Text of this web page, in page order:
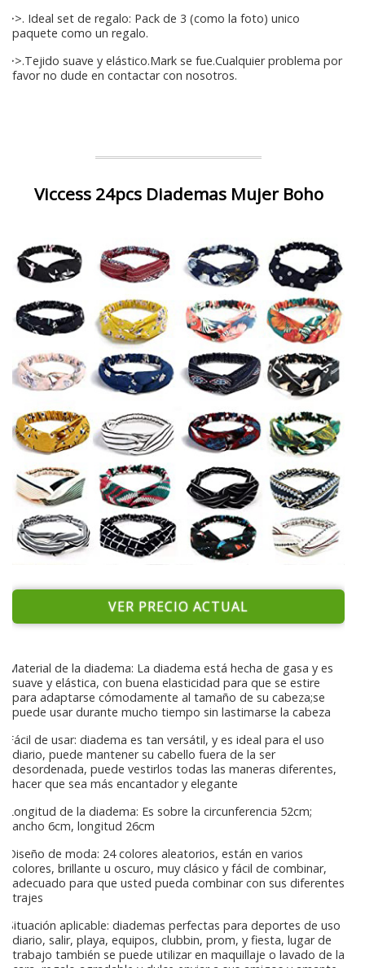
>>. Ideal set de regalo: Pack de 3 (como la foto) unico
paquete como un regalo.
>>.Tejido suave y elástico.Mark se fue.Cualquier problema por
favor no dude en contactar con nosotros.
Viccess 24pcs Diademas Mujer Boho
VER PRECIO ACTUAL
Material de la diadema: La diadema está hecha de gasa y es
suave y elástica, con buena elasticidad para que se estire
para adaptarse cómodamente al tamaño de su cabeza;se
puede usar durante mucho tiempo sin lastimarse la cabeza
Fácil de usar: diadema es tan versátil, y es ideal para el uso
diario, puede mantener su cabello fuera de la ser
desordenada, puede vestirlos todas las maneras diferentes,
hacer que sea más encantador y elegante
Longitud de la diadema: Es sobre la circunferencia 52cm;
ancho 6cm, longitud 26cm
Diseño de moda: 24 colores aleatorios, están en varios
colores, brillante u oscuro, muy clásico y fácil de combinar,
adecuado para que usted pueda combinar con sus diferentes
trajes
Situación aplicable: diademas perfectas para deportes de uso
diario, salir, playa, equipos, clubbin, prom, y fiesta, lugar de
trabajo también se puede utilizar en maquillaje o lavado de la